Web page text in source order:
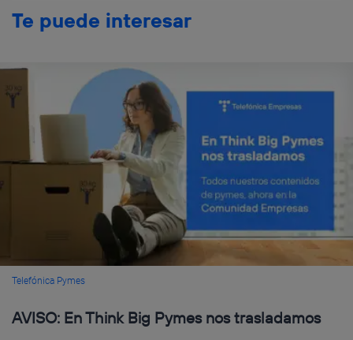
Te puede interesar
Telefónica Pymes
AVISO: En Think Big Pymes nos trasladamos